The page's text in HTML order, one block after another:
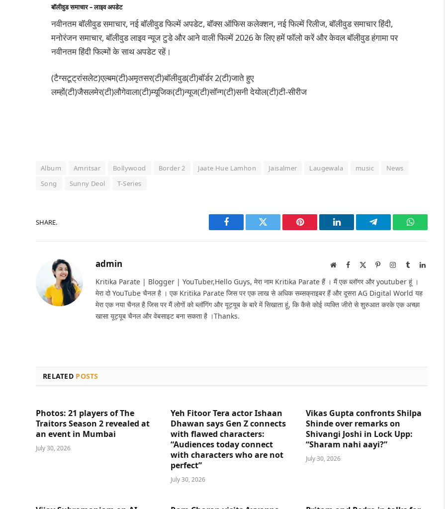
बॉलीवुड समाचार – लाइव अपडेट
नवीनतम बॉलीवुड समाचार, नई बॉलीवुड फिल्में अपडेट, बॉक्स ऑफिस कलेक्शन, नई फिल्में रिलीज, बॉलीवुड समाचार हिंदी,
मनोरंजन समाचार, बॉलीवुड लाइव न्यूज टुडे और आने वाली फिल्में 2026 के लिए हमें फॉलो करें और केवल बॉलीवुड हंगामा पर
नवीनतम हिंदी फिल्मों के साथ अपडेट रहें।
(टैग्सटूट्रांसलेट)एल्बम(टी)अमृतसर(टी)बॉलीवुड(टी)बॉर्डर 2(टी)जाते हुए
लम्हों(टी)जैसलमेर(टी)लौगेवाला(टी)म्यूजिक(टी)न्यूज(टी)सॉन्ग(टी)सनी देयोल(टी)टी-सीरीज
Album Amritsar Bollywood Border 2 Jaate Hue Lamhon Jaisalmer Laugewala music
News
Song
Sunny Deol T-Series
SHARE.
Facebook Twitter Pinterest LinkedIn Telegram WhatsApp
admin WebsiteFacebook PinterestInstagram
TumblrLinkedIn
Kritika Parate | Blogger | YouTuber,Hello Guys, मेरा नाम Kritika Parate हैं । मैं एक ब्लॉगर और youtuber हूं ।
मेरा दो YouTube चैनल है । एक Kritika Parate जिस पर एक लाख से अधिक सब्सक्राइबर हैं और दूसरा AG Digital World यह
मेरा एक नया चैनल है जिस पर मैं लोगों को ब्लॉगिंग और यूट्यूब के बारे में सिखाता हूं, कि कैसे कोई व्यक्ति जीरो से शुरुआत करके एक अच्छा
खासा यूट्यूब चैनल और वेबसाइट बना सकता है ।Thanks.
RELATED POSTS
Photos: 21 players of The
Traitors Season 2 revealed at
an event in Mumbai
July 30, 2026
Yeh Fitoor Tera actor Ishaan
Dhawan says Gen Z connects
with flawed characters:
“Audiences today connect
with characters who are not
perfect”
July 30, 2026
Vikas Gupta confronts Shilpa
Shinde over remarks on
Shivangi Joshi in Lock Upp:
“Sharam nahi aayi?”
July 30, 2026